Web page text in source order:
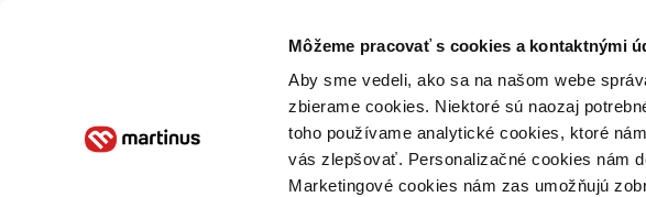
Môžeme pracovať s cookies a kontaktnými
Aby sme vedeli, ako sa na našom webe
zbierame cookies. Niektoré sú naozaj
toho používame analytické cookies, ktoré
vás zlepšovať. Personalizačné cookies nám
Marketingové cookies nám zas umožňujú
Poukážky Kontakt